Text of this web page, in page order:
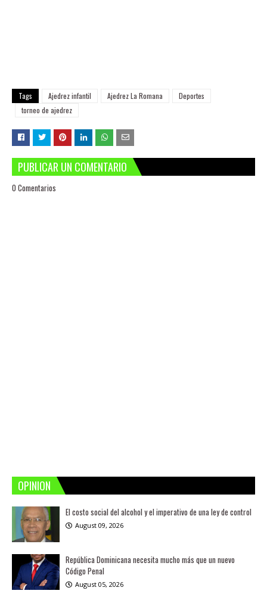
Tags Ajedrez infantil Ajedrez La Romana
Deportes
torneo de ajedrez
PUBLICAR UN COMENTARIO
0 Comentarios
OPINION
El costo social del alcohol y el imperativo de una ley de control
August 09, 2026
República Dominicana necesita mucho más que un nuevo
Código Penal
August 05, 2026